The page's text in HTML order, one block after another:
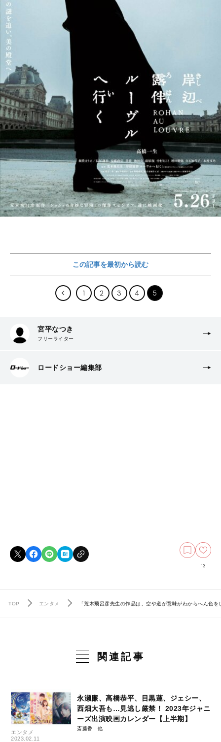
この記事を最初から読む
1 2 3 4 5
宮平なつき
フリーライター
ロードショー編集部
13
TOP エンタメ 「荒木飛呂彦先生の作品は、空や道が意味がわからへん色
関連記事
エンタメ
2023.02.11
永瀬廉、高橋恭平、目黒蓮、ジェシー、
西畑大吾も…見逃し厳禁！ 2023年ジャニ
ーズ出演映画カレンダー【上半期】
斎藤香